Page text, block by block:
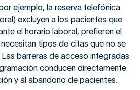
ejemplo, la reserva telefónica
excluyen a los pacientes que
el horario laboral, prefieren el
tipos de citas que no se
barreras de acceso integradas
conducen directamente
y al abandono de pacientes.